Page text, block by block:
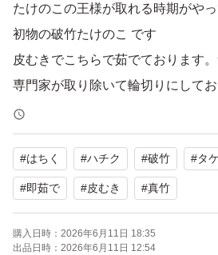
たけのこの王様が取れる時期がや
初物の破竹たけのこ です
皮むきでこちらで茹でております
専門家が取り除いて輪切りにして
孟宗竹と違いアクが少なく柔らか
しい食品です
茹でて食べてよし 焼いて食べて
後、みがらし味噌で食べていただ
この真空パックにして冷凍保存にし
#はちく #ハチク #破竹 #タ
#即茹で #皮むき #真竹
購入日時： 2026年6月11日 18:35
出品日時： 2026年6月11日 12:54